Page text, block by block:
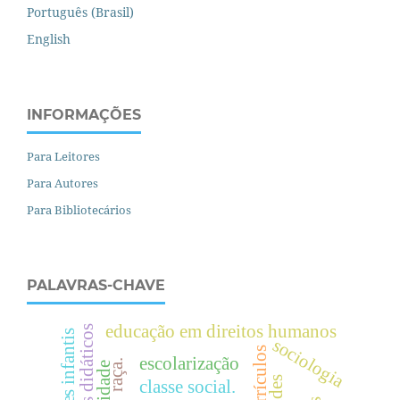
Português (Brasil)
English
INFORMAÇÕES
Para Leitores
Para Autores
Para Bibliotecários
PALAVRAS-CHAVE
currículos
classe social.
raça. escolarização
educação em direitos humanos
sociologia